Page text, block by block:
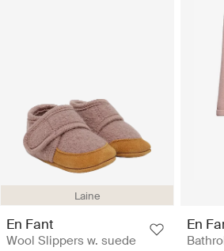
Laine
En Fant
Wool Slippers w. suede
En